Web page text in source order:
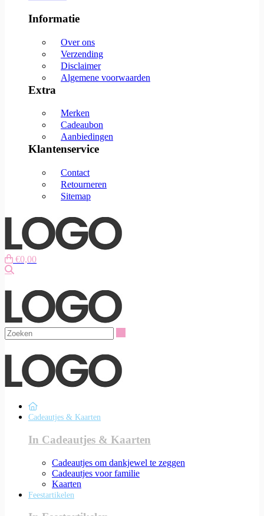
Informatie
Over ons
Verzending
Disclaimer
Algemene voorwaarden
Extra
Merken
Cadeaubon
Aanbiedingen
Klantenservice
Contact
Retourneren
Sitemap
€0,00
Cadeautjes & Kaarten
In Cadeautjes & Kaarten
Cadeautjes om dankjewel te zeggen
Cadeautjes voor familie
Kaarten
Feestartikelen